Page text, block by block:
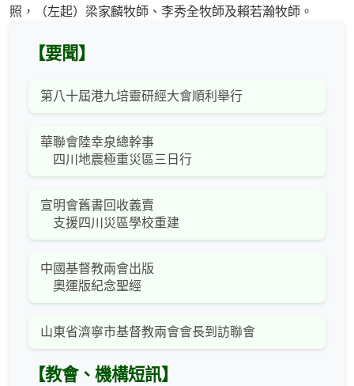
照，（左起）梁家麟牧師、李秀全牧師及賴若瀚牧師。
【要聞】
第八十屆港九培靈研經大會順利舉行
華聯會陸幸泉總幹事
四川地震極重災區三日行
宣明會舊書回收義賣
支援四川災區學校重建
中國基督教兩會出版
奧運版紀念聖經
山東省濟寧市基督教兩會會長到訪聯會
【教會、機構短訊】